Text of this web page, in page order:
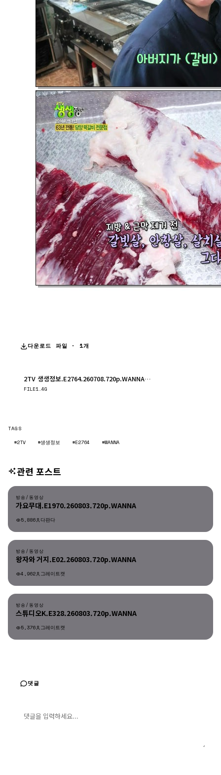
다운로드 파일 · 1개
2TV 생생정보.E2764.260708.720p.WANNA.mp4
FILE1.4G
TAGS
#2TV
#생생정보 #E2764 #WANNA
관련 포스트
방송/동영상
방송/동영상
가요무대.E1970.260803.720p.WANNA
5,886 다판다
방송/동영상
방송/동영상
왕자와 거지.E02.260803.720p.WANNA
4,962 그레이트캣
방송/동영상
방송/동영상
스튜디오K.E328.260803.720p.WANNA
5,376 그레이트캣
댓글